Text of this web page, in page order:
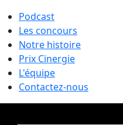
Podcast
Les concours
Notre histoire
Prix Cinergie
L'équipe
Contactez-nous